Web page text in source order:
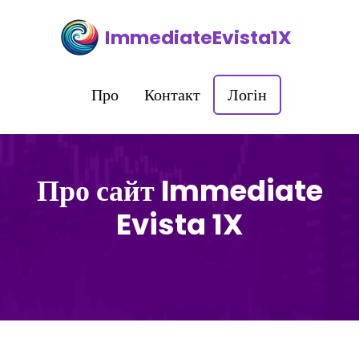
ImmediateEvista1X
Про Контакт Логін
Про сайт Immediate
Evista 1X